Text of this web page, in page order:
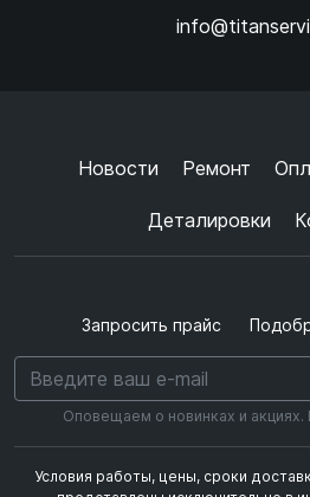
Новости Ремонт
Деталировки
Запросить прайс
Оповещаем о новинках и
Условия работы, цены, сроки